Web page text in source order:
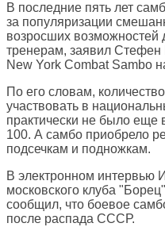
В последние пять лет
за популяризации
возросших возможностей
тренерам, заявил Стефен
New York Combat Sambo
По его словам,
участвовать в
практически не было еще
100. А самбо приобрело
подсечкам и подножкам.
В электронном интервью
московского клуба
сообщил, что боевое
после распада СССР.